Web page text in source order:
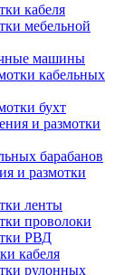
кабеля
мебельной
машины
кабельных
бухт
и размотки
барабанов
и размотки
ленты
проволоки
РВД
кабеля
рулонных